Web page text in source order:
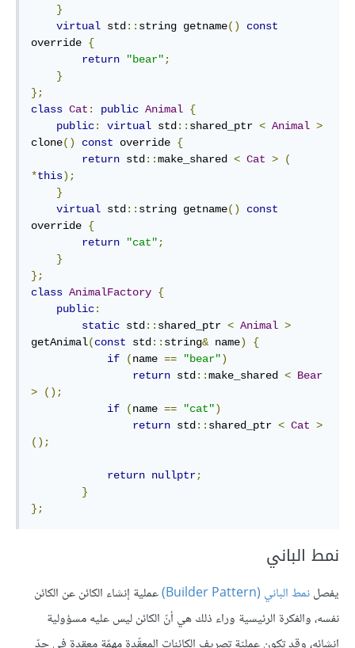
}
virtual std:: string getname()
const
override {
return
"bear";
}
};
class Cat : public Animal {
public: virtual std:: shared_ptr < Animal >
clone() const override {
return std::make_shared < Cat >
(
*this);
}
virtual std:: string getname()
const
override {
return
"cat";
}
};
class AnimalFactory {
public:
static std:: shared_ptr < Animal >
getAnimal(const std:: string& name)
{
if
(name == "bear")
return std::make_shared < Bear
>
();
if
(name == "cat")
return std:: shared_ptr < Cat >
();
return nullptr;
}
};
نمط الباني
يفصلنمط الباني (Builder Pattern)
عملية إنشاء الكائن عن الكائن
نفسه، والفكرة الرئيسية وراء ذلك هي أنّ الكائن ليس عليه مسؤولية